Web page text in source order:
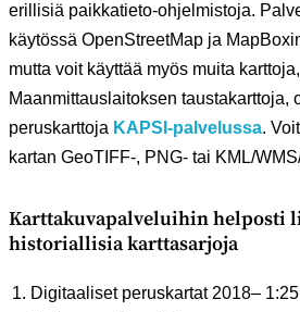
erillisiä paikkatieto-ohjelmistoja.
käytössä OpenStreetMap ja
mutta voit käyttää myös muita
Maanmittauslaitoksen taustakarttoja,
peruskarttoja KAPSI-palvelussa.
kartan GeoTIFF-, PNG- tai KML/
Karttakuvapalveluihin helposti
historiallisia karttasarjoja
Digitaaliset peruskartat 2018–